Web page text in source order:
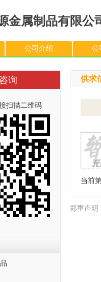
金属制品有限公
公司介绍 公
询
扫描二维码
供求
当前
郑重声明